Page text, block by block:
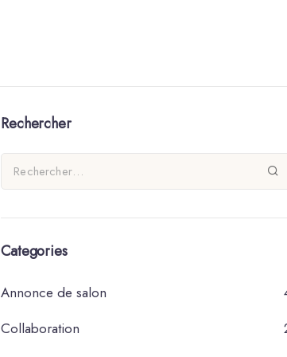
Rechercher
Categories
Annonce de salon
Collaboration